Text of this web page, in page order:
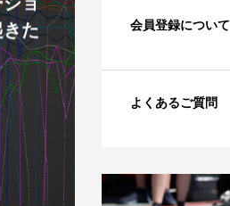
た
会員登録について
よくあるご質問